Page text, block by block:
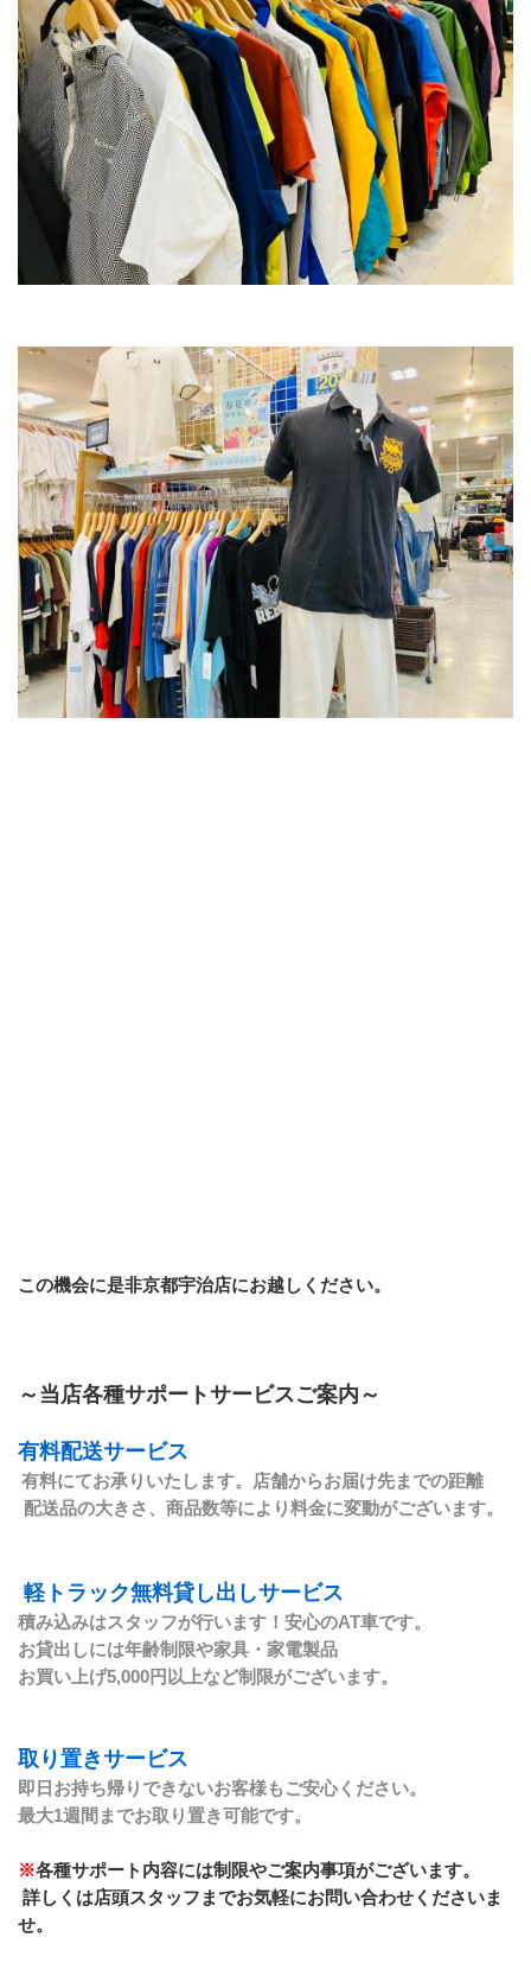
この機会に是非京都宇治店にお越しください。
～当店各種サポートサービスご案内～
有料配送サービス
有料にてお承りいたします。店舗からお届け先までの距離
配送品の大きさ、商品数等により料金に変動がございます。
軽トラック無料貸し出しサービス
積み込みはスタッフが行います！安心のAT車です。
お貸出しには年齢制限や家具・家電製品
お買い上げ5,000円以上など制限がございます。
取り置きサービス
即日お持ち帰りできないお客様もご安心ください。
最大1週間までお取り置き可能です。
※各種サポート内容には制限やご案内事項がございます。
せ。